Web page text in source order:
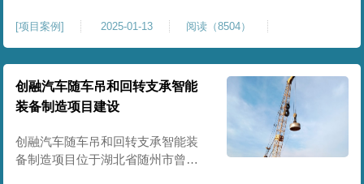
要求采用强夯置换工艺进行加固处
理，要求经处理深度不小于8米，地
基承载力不小于180Kpa，该项目场
地周边已有建筑物，且本项目采用
夯击能较大，夯击次数较多，为确
保场地临近建筑物安全性，我司在
临近建筑物的场地界限开挖减震沟
[项目案例] 2025-01-13 阅读（8504）
创融汽车随车吊和回转支承智能
装备制造项目建设
创融汽车随车吊和回转支承智能装
备制造项目位于湖北省随州市曾都